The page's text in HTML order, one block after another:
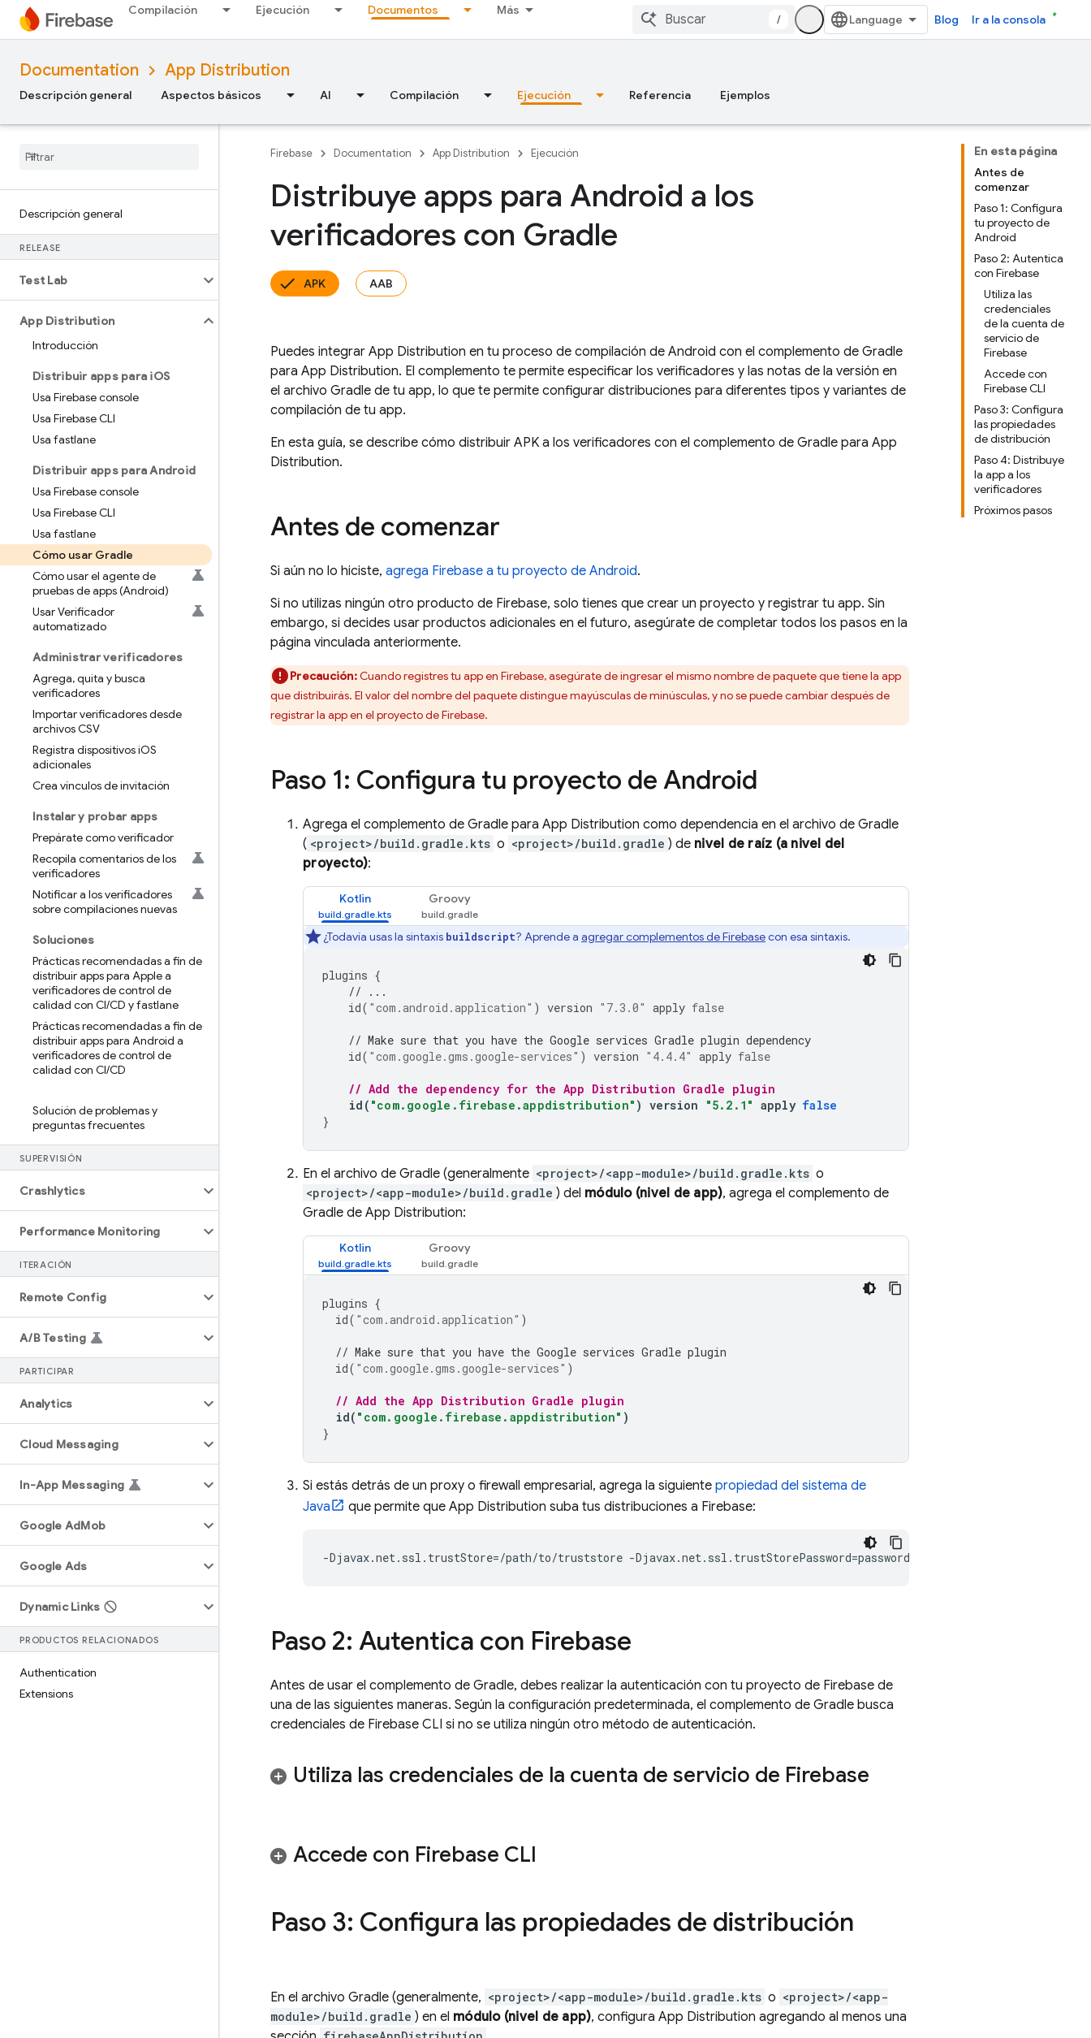
Compilación Ejecución Documentos Más
/ Blog Ir a la consola
Documentation App Distribution
Descripción general Aspectos básicos AI Compilación Ejecución Referencia Ejemplos
Descripción general
RELEASE
Test Lab
App Distribution
Introducción
Distribuir apps para iOS
Usa Firebase console
Usa Firebase CLI
Usa fastlane
Distribuir apps para Android
Usa Firebase console
Usa Firebase CLI
Usa fastlane
Cómo usar Gradle
Cómo usar el agente de
pruebas de apps (Android)
Usar Verificador
automatizado
Administrar verificadores
Agrega,quita y busca
verificadores
Importar verificadores desde
archivos CSV
Registra dispositivos iOS
adicionales
Crea vínculos de invitación
Instalar y probar apps
Prepárate como verificador
Recopila comentarios de los
verificadores
Notificar a los verificadores
sobre compilaciones nuevas
Soluciones
Prácticas recomendadas a fin de
distribuir apps para Apple a
verificadores de control de
calidad con CI/CD y fastlane
Prácticas recomendadas a fin de
distribuir apps para Android a
verificadores de control de
calidad con CI/CD
Solución de problemas y
preguntas frecuentes
SUPERVISIÓN
Crashlytics
Performance Monitoring
ITERACIÓN
Remote Config
A/B Testing
PARTICIPAR
Analytics
Cloud Messaging
In-App Messaging
Google AdMob
Google Ads
Dynamic Links
PRODUCTOS RELACIONADOS
Authentication
Extensions
En esta página
Antes de
comenzar
Paso 1: Configura
tu proyecto de
Android
Paso 2: Autentica
con Firebase
Utiliza las
credenciales
de la cuenta de
servicio de
Firebase
Accede con
Firebase CLI
Paso 3: Configura
las propiedades
de distribución
Paso 4: Distribuye
la app a los
verificadores
Próximos pasos
Firebase Documentation App Distribution Ejecución
Distribuye apps para Android a los
verificadores con Gradle
APK AAB
Puedes integrar App Distribution en tu proceso de compilación de Android con el complemento de Gradle
para App Distribution. El complemento te permite especificar los verificadores y las notas de la versión en
el archivo Gradle de tu app, lo que te permite configurar distribuciones para diferentes tipos y variantes de
compilación de tu app.
En esta guía, se describe cómo distribuir APK a los verificadores con el complemento de Gradle para App
Distribution.
Antes de comenzar
Si aún no lo hiciste, agrega Firebase a tu proyecto de Android.
Si no utilizas ningún otro producto de Firebase, solo tienes que crear un proyecto y registrar tu app. Sin
embargo, si decides usar productos adicionales en el futuro, asegúrate de completar todos los pasos en la
página vinculada anteriormente.
Precaución:Cuando registres tu app en Firebase, asegúrate de ingresar el mismo nombre de paquete que tiene la app
que distribuirás. El valor del nombre del paquete distingue mayúsculas de minúsculas, y no se puede cambiar después de
registrar la app en el proyecto de Firebase.
Paso 1: Configura tu proyecto de Android
Agrega el complemento de Gradle para App Distribution como dependencia en el archivo de Gradle
( <project>/build.gradle.kts o <project>/build.gradle ) de nivel de raíz (a nivel del
proyecto):
Kotlin Groovy
¿Todavía usas la sintaxis buildscript? Aprende a agregar complementos de Firebasecon esa sintaxis.
plugins {
// ...
id( "com.android.application" ) version "7.3.0" apply false
// Make sure that you have the Google services Gradle plugin dependency
id( "com.google.gms.google-services" ) version "4.4.4" apply false
// Add the dependency for the App Distribution Gradle plugin
id ( "com.google.firebase.appdistribution" ) version "5.2.1" apply false
}
En el archivo de Gradle (generalmente <project>/<app-module>/build.gradle.kts o
<project>/<app-module>/build.gradle ) del módulo (nivel de app), agrega el complemento de
Gradle de App Distribution:
Kotlin Groovy
plugins {
id( "com.android.application" )
// Make sure that you have the Google services Gradle plugin
id( "com.google.gms.google-services" )
// Add the App Distribution Gradle plugin
id( "com.google.firebase.appdistribution" )
}
Si estás detrás de un proxy o firewall empresarial, agrega la siguiente propiedad del sistema de
Java
que permite que App Distribution suba tus distribuciones a Firebase:
Paso 2: Autentica con Firebase
Antes de usar el complemento de Gradle, debes realizar la autenticación con tu proyecto de Firebase de
una de las siguientes maneras. Según la configuración predeterminada, el complemento de Gradle busca
credenciales de Firebase CLI si no se utiliza ningún otro método de autenticación.
Utiliza las credenciales de la cuenta de servicio de Firebase
Accede con Firebase CLI
Paso 3: Configura las propiedades de distribución
En el archivo Gradle (generalmente, <project>/<app-module>/build.gradle.kts o <project>/<app-
module>/build.gradle ) en el módulo (nivel de app), configuraApp Distribution agregando al menos una